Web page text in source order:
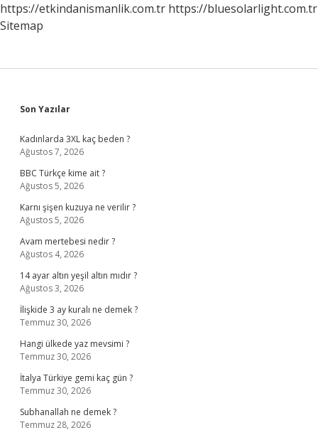
https://etkindanismanlik.com.tr https://bluesolarlight.com.tr
Sitemap
Sidebar
Son Yazılar
Kadınlarda 3XL kaç beden ?
Ağustos 7, 2026
BBC Türkçe kime ait ?
Ağustos 5, 2026
Karnı şişen kuzuya ne verilir ?
Ağustos 5, 2026
Avam mertebesi nedir ?
Ağustos 4, 2026
14 ayar altın yeşil altın mıdır ?
Ağustos 3, 2026
İlişkide 3 ay kuralı ne demek ?
Temmuz 30, 2026
Hangi ülkede yaz mevsimi ?
Temmuz 30, 2026
İtalya Türkiye gemi kaç gün ?
Temmuz 30, 2026
Subhanallah ne demek ?
Temmuz 28, 2026